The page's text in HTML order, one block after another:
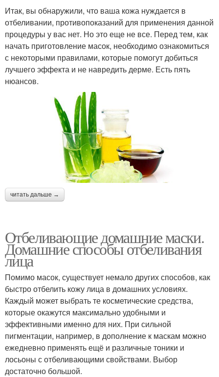
Итак, вы обнаружили, что ваша кожа нуждается в
отбеливании, противопоказаний для применения данной
процедуры у вас нет. Но это еще не все. Перед тем, как
начать приготовление масок, необходимо ознакомиться
с некоторыми правилами, которые помогут добиться
лучшего эффекта и не навредить дерме. Есть пять
нюансов.
читать дальше →
Отбеливающие домашние маски.
Домашние способы отбеливания
лица
Помимо масок, существует немало других способов, как
быстро отбелить кожу лица в домашних условиях.
Каждый может выбрать те косметические средства,
которые окажутся максимально удобными и
эффективными именно для них. При сильной
пигментации, например, в дополнение к маскам можно
ежедневно применять ещё и различные тоники и
лосьоны с отбеливающими свойствами. Выбор
достаточно большой.